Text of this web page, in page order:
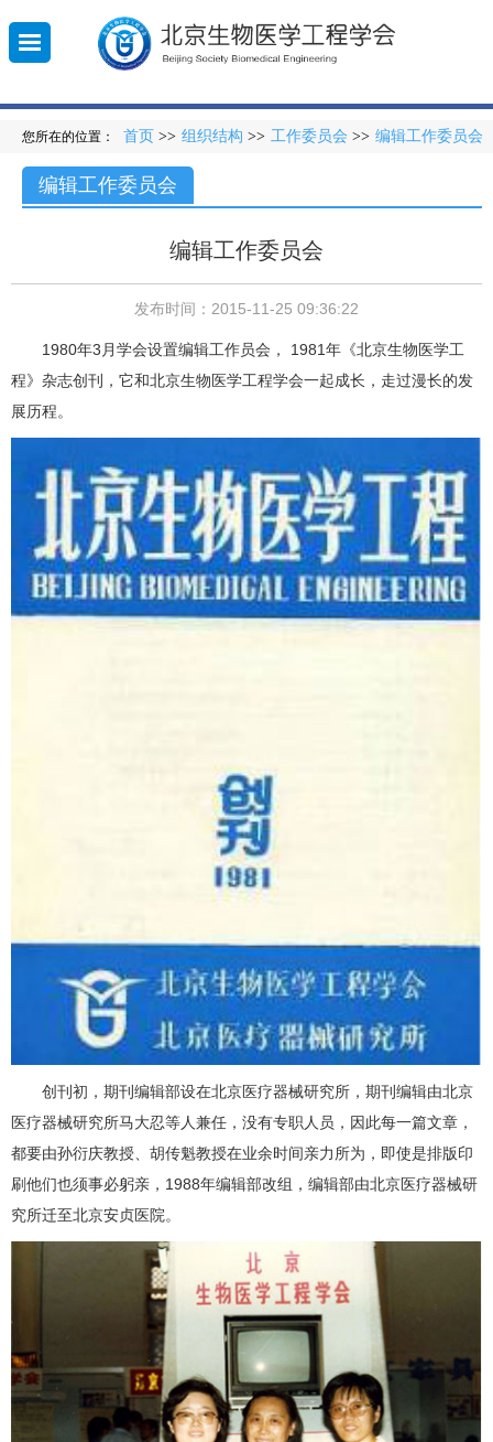
录
您所在的位置： 首页 >> 组织结构 >> 工作委员会 >> 编辑工作委员会
编辑工作委员会
编辑工作委员会
发布时间：2015-11-25 09:36:22
1980年3月学会设置编辑工作员会， 1981年《北京生物医学工
程》杂志创刊，它和北京生物医学工程学会一起成长，走过漫长的发
展历程。
创刊初，期刊编辑部设在北京医疗器械研究所，期刊编辑由北京
医疗器械研究所马大忍等人兼任，没有专职人员，因此每一篇文章，
都要由孙衍庆教授、胡传魁教授在业余时间亲力所为，即使是排版印
刷他们也须事必躬亲，1988年编辑部改组，编辑部由北京医疗器械研
究所迁至北京安贞医院。